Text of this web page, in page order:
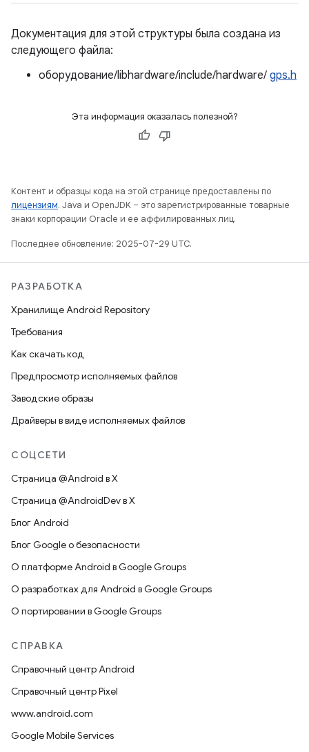
Документация для этой структуры была создана из
следующего файла:
оборудование/libhardware/include/hardware/ gps.h
Эта информация оказалась полезной?
Контент и образцы кода на этой странице предоставлены по
лицензиям. Java и OpenJDK – это зарегистрированные товарные
знаки корпорации Oracle и ее аффилированных лиц.
Последнее обновление: 2025-07-29 UTC.
РАЗРАБОТКА
Хранилище Android Repository
Требования
Как скачать код
Предпросмотр исполняемых файлов
Заводские образы
Драйверы в виде исполняемых файлов
СОЦСЕТИ
Страница @Android в X
Страница @AndroidDev в X
Блог Android
Блог Google о безопасности
О платформе Android в Google Groups
О разработках для Android в Google Groups
О портировании в Google Groups
СПРАВКА
Справочный центр Android
Справочный центр Pixel
www.android.com
Google Mobile Services